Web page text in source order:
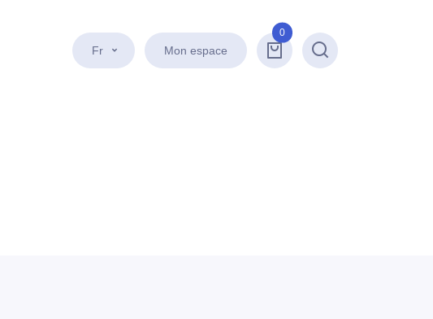
Fr Mon espace
0
Recherche